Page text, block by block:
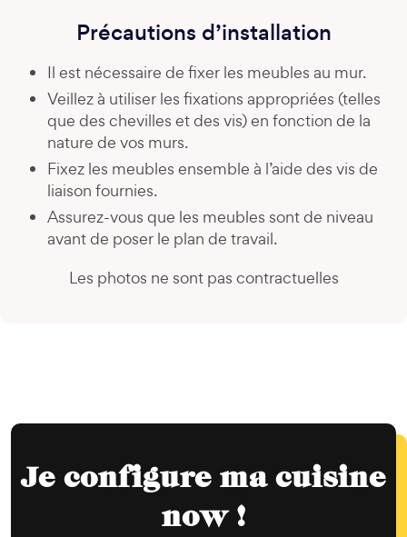
Précautions d’installation
Il est nécessaire de fixer les meubles au mur.
Veillez à utiliser les fixations appropriées (telles
que des chevilles et des vis) en fonction de la
nature de vos murs.
Fixez les meubles ensemble à l’aide des vis de
liaison fournies.
Assurez-vous que les meubles sont de niveau
avant de poser le plan de travail.
Les photos ne sont pas contractuelles
Je configure ma cuisine
now !